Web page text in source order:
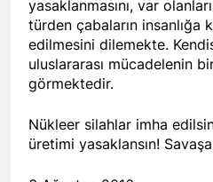
etti.
1
Nisan
genel
1 Yıl
yasaklanmasını, var
türden çabaların insanlığa
edilmesini dilemekte.
uluslararası mücadelenin
görmektedir.
Nükleer silahlar imha
üretimi yasaklansın! Savaşa